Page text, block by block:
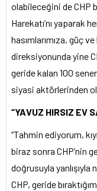
olabileceğini de CHP
Harekatı’nı yaparak
hasımlarımıza, güç
direksiyonunda yine
geride kalan 100
siyasi aktörlerinden
“YAVUZ HIRSIZ EV
“Tahmin ediyorum,
biraz sonra CHP’nin
doğrusuyla yanlışıyla
CHP, geride